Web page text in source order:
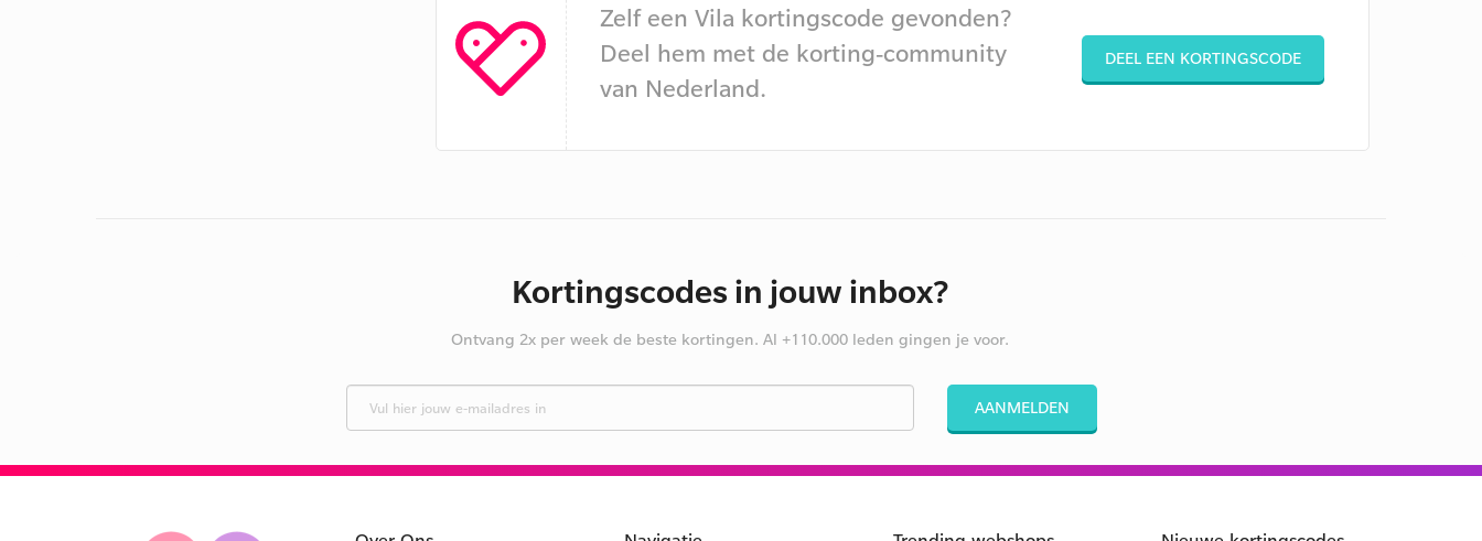
Zelf een Vila kortingscode gevonden?
Deel hem met de korting-community
van Nederland.
DEEL EEN KORTINGSCODE
Kortingscodes in jouw inbox?
Ontvang 2x per week de beste kortingen. Al +110.000 leden gingen je voor.
AANMELDEN